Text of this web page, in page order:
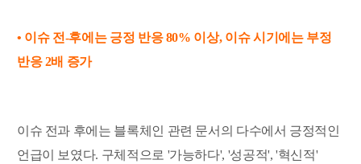
• 이슈 전-후에는 긍정 반응 80% 이상, 이슈 시기에는 부정
반응 2배 증가
이슈 전과 후에는 블록체인 관련 문서의 다수에서 긍정적인
언급이 보였다. 구체적으로 '가능하다', '성공적', '혁신적'